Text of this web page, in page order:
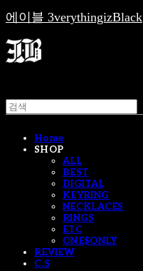
에이블 3verythingizBlack
Home
SHOP
ALL
BEST
DIGITAL
KEYRING
NECKLACES
RINGS
ETC
ONE$ONLY
REVIEW
C.S